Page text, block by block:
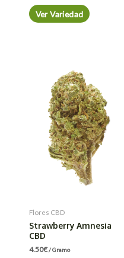
Ver Variedad
Flores CBD
Strawberry Amnesia
CBD
4.50€/ Gramo